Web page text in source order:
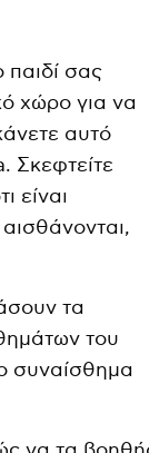
παιδί σας
χώρο για να
αυτό
Σκεφτείτε
είναι
τα
του
συναίσθημα